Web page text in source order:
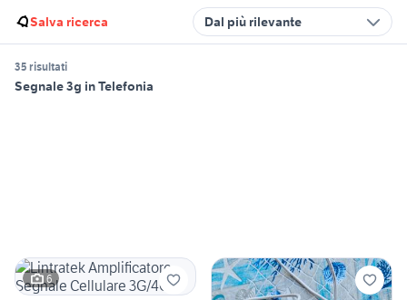
Salva ricerca Dal più rilevante
35 risultati
Segnale 3g in Telefonia
6